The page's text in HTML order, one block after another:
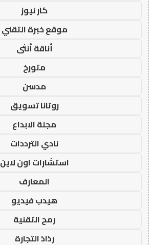
كار نيوز
موقع خبرة التقني
أناقة أنثى
متورخ
مدسن
روتانا تسويق
مجلة الابداع
نادي الترددات
استشارات اون لاين
المعارف
هيدب فيديو
رمح التقنية
رذاذ التجارة